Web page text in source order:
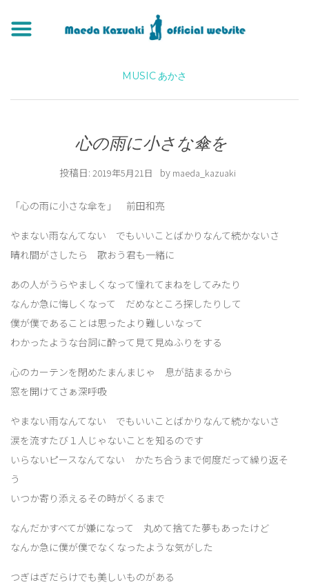
MUSICあかさ
心の雨に小さな傘を
投稿日: 2019年5月21日 by maeda_kazuaki
「心の雨に小さな傘を」 前田和亮
やまない雨なんてない でもいいことばかりなんて続かないさ
晴れ間がさしたら 歌おう君も一緒に
あの人がうらやましくなって憧れてまねをしてみたり
なんか急に悔しくなって だめなところ探したりして
僕が僕であることは思ったより難しいなって
わかったような台詞に酔って見て見ぬふりをする
心のカーテンを閉めたまんまじゃ 息が詰まるから
窓を開けてさぁ深呼吸
やまない雨なんてない でもいいことばかりなんて続かないさ
涙を流すたび１人じゃないことを知るのです
いらないピースなんてない かたち合うまで何度だって繰り返そ
う
いつか寄り添えるその時がくるまで
なんだかすべてが嫌になって 丸めて捨てた夢もあったけど
なんか急に僕が僕でなくなったような気がした
つぎはぎだらけでも美しいものがある